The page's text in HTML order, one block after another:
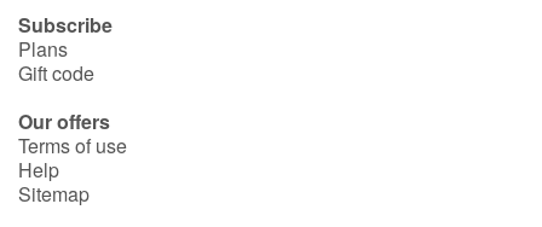
Travel, epic, investigation, adventure
Around the world
Learning
Subscribe
Plans
Gift code
Our offers
Terms of use
Help
Sitemap